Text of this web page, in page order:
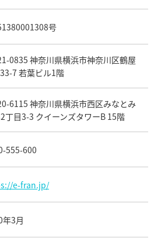
取
号
0835 神奈川県横浜市神奈川区鶴屋
7 若葉ビル1階
6115 神奈川県横浜市西区みなとみ
丁目3-3 クイーンズタワーB 15階
555-600
e-fran.jp/
3月